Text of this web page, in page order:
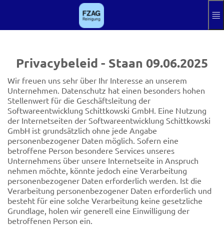
Kondigen
NLAktuelle
Privacybeleid - Staan 09.06.2025
Wir freuen uns sehr über Ihr Interesse an unserem
Unternehmen. Datenschutz hat einen besonders hohen
Stellenwert für die Geschäftsleitung der
Softwareentwicklung Schittkowski GmbH. Eine Nutzung
der Internetseiten der Softwareentwicklung Schittkowski
GmbH ist grundsätzlich ohne jede Angabe
personenbezogener Daten möglich. Sofern eine
betroffene Person besondere Services unseres
Unternehmens über unsere Internetseite in Anspruch
nehmen möchte, könnte jedoch eine Verarbeitung
personenbezogener Daten erforderlich werden. Ist die
Verarbeitung personenbezogener Daten erforderlich und
besteht für eine solche Verarbeitung keine gesetzliche
Grundlage, holen wir generell eine Einwilligung der
betroffenen Person ein.